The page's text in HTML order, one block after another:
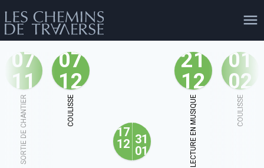
agenda personnes shop
facebook
07
11
SORTIE DE CHANTIER
07
12
COULISSE
17
12 31
01
21
12
LECTURE EN MUSIQUE
01
02
COULISSE